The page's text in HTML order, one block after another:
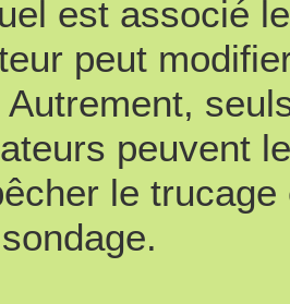
est associé
peut
Autrement,
peuvent
le